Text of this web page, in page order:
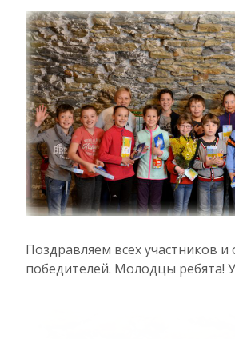
Поздравляем всех участников и
победителей. Молодцы ребята!